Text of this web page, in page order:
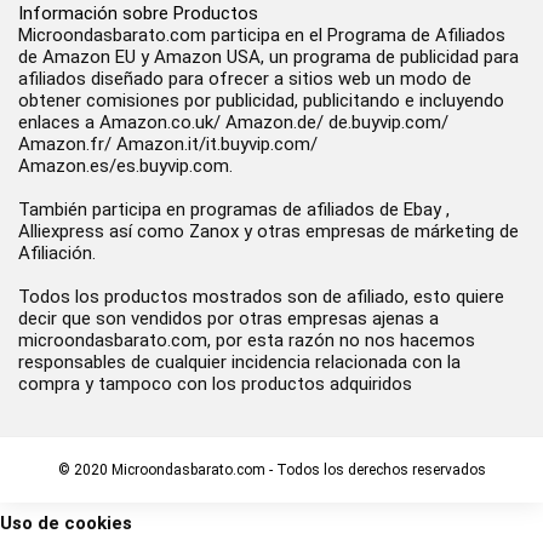
Información sobre Productos
Microondasbarato.com participa en el Programa de Afiliados
de Amazon EU y Amazon USA, un programa de publicidad para
afiliados diseñado para ofrecer a sitios web un modo de
obtener comisiones por publicidad, publicitando e incluyendo
enlaces a Amazon.co.uk/ Amazon.de/ de.buyvip.com/
Amazon.fr/ Amazon.it/it.buyvip.com/
Amazon.es/es.buyvip.com.
También participa en programas de afiliados de Ebay ,
Alliexpress así como Zanox y otras empresas de márketing de
Afiliación.
Todos los productos mostrados son de afiliado, esto quiere
decir que son vendidos por otras empresas ajenas a
microondasbarato.com, por esta razón no nos hacemos
responsables de cualquier incidencia relacionada con la
compra y tampoco con los productos adquiridos
© 2020 Microondasbarato.com - Todos los derechos reservados
Uso de cookies